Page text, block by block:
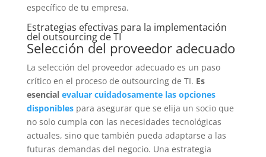
específico de tu empresa.
Estrategias efectivas para la implementación
del outsourcing de TI
Selección del proveedor adecuado
La selección del proveedor adecuado es un paso
crítico en el proceso de outsourcing de TI. Es
esencial evaluar cuidadosamente las opciones
disponiblespara asegurar que se elija un socio que
no solo cumpla con las necesidades tecnológicas
actuales, sino que también pueda adaptarse a las
futuras demandas del negocio. Una estrategia